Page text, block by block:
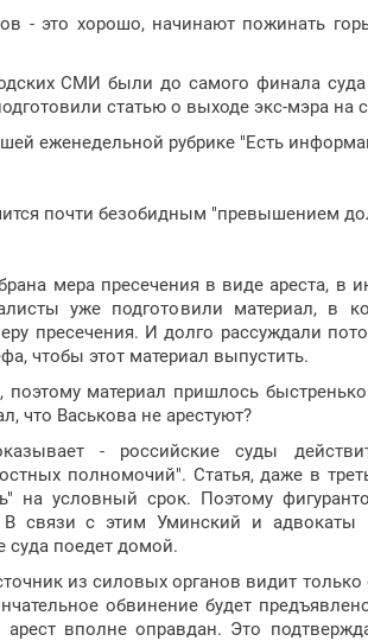
- это хорошо, начинают пожинать
СМИ были до самого финала
статью о выходе экс-мэра на
еженедельной рубрике "Есть
почти безобидным "превышением
мера пресечения в виде ареста, в
уже подготовили материал, в
пресечения. И долго рассуждали
чтобы этот материал выпустить.
поэтому материал пришлось
что Васькова не арестуют?
- российские суды
полномочий". Статья, даже в
на условный срок. Поэтому
связи с этим Уминский и
суда поедет домой.
из силовых органов видит только
обвинение будет
вполне оправдан. Это